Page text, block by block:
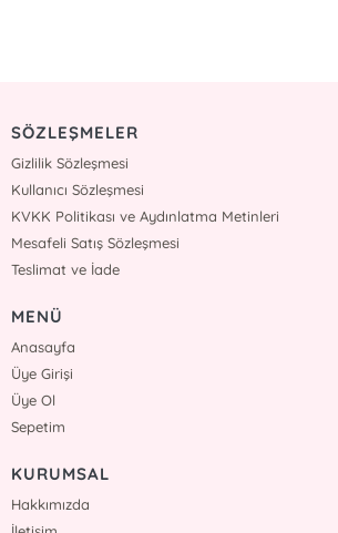
SÖZLEŞMELER
Gizlilik Sözleşmesi
Kullanıcı Sözleşmesi
KVKK Politikası ve Aydınlatma Metinleri
Mesafeli Satış Sözleşmesi
Teslimat ve İade
MENÜ
Anasayfa
Üye Girişi
Üye Ol
Sepetim
KURUMSAL
Hakkımızda